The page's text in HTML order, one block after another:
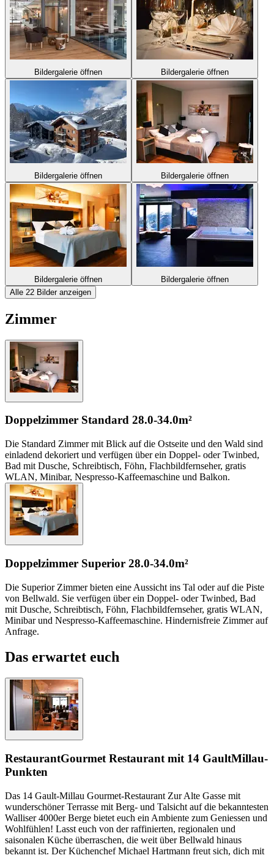
Bildergalerie öffnen Bildergalerie öffnen
Bildergalerie öffnen Bildergalerie öffnen
Bildergalerie öffnen
Bildergalerie öffnen
Alle 22 Bilder anzeigen
Zimmer
Doppelzimmer Standard 28.0-34.0m²
Die Standard Zimmer mit Blick auf die Ostseite und den Wald sind
einladend dekoriert und verfügen über ein Doppel- oder Twinbed,
Bad mit Dusche, Schreibtisch, Föhn, Flachbildfernseher, gratis
WLAN, Minibar, Nespresso-Kaffeemaschine und Balkon.
Doppelzimmer Superior 28.0-34.0m²
Die Superior Zimmer bieten eine Aussicht ins Tal oder auf die Piste
von Bellwald. Sie verfügen über ein Doppel- oder Twinbed, Bad
mit Dusche, Schreibtisch, Föhn, Flachbildfernseher, gratis WLAN,
Minibar und Nespresso-Kaffeemaschine. Hindernisfreie Zimmer auf
Anfrage.
Das erwartet euch
RestaurantGourmet Restaurant mit 14 GaultMillau-
Punkten
Das 14 Gault-Millau Gourmet-Restaurant Zur Alte Gasse mit
wunderschöner Terrasse mit Berg- und Talsicht auf die bekanntesten
Walliser 4000er Berge bietet euch ein Ambiente zum Geniessen und
Wohlfühlen! Lasst euch von der raffinierten, regionalen und
saisonalen Küche überraschen, die weit über Bellwald hinaus
bekannt ist. Der Küchenchef Michael Hartmann freut sich, dich mit